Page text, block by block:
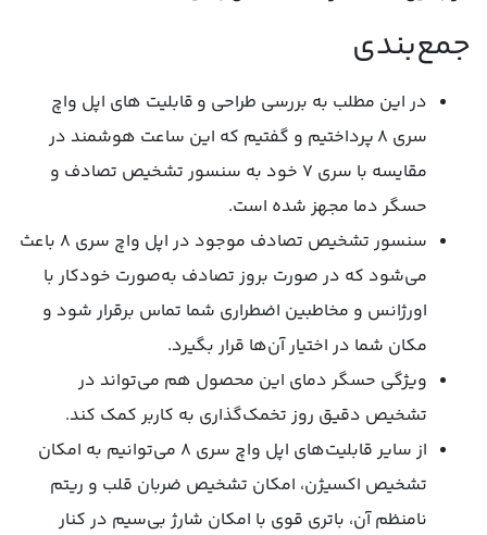
جمع‌بندی
در این مطلب به بررسی طراحی و قابلیت های اپل واچ
سری 8 پرداختیم و گفتیم که این ساعت هوشمند در
مقایسه با سری 7 خود به سنسور تشخیص تصادف و
حسگر دما مجهز شده است.
سنسور تشخیص تصادف موجود در اپل واچ سری 8 باعث
می‌شود که در صورت بروز تصادف به‌صورت خودکار با
اورژانس و مخاطبین اضطراری شما تماس برقرار شود و
مکان شما در اختیار آن‌ها قرار بگیرد.
ویژگی حسگر دمای این محصول هم می‌تواند در
تشخیص دقیق روز تخمک‌گذاری به کاربر کمک کند.
از سایر قابلیت‌های اپل واچ سری 8 می‌توانیم به امکان
تشخیص اکسیژن، امکان تشخیص ضربان قلب و ریتم
نامنظم آن، باتری قوی با امکان شارژ بی‌سیم در کنار